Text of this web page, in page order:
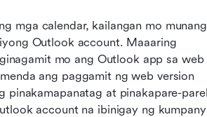
mga calendar, kailangan mo munang
Outlook account. Maaaring
mo ang Outlook app sa web
ang paggamit ng web version
pinakamapanatag at pinakapare-
account na ibinigay ng